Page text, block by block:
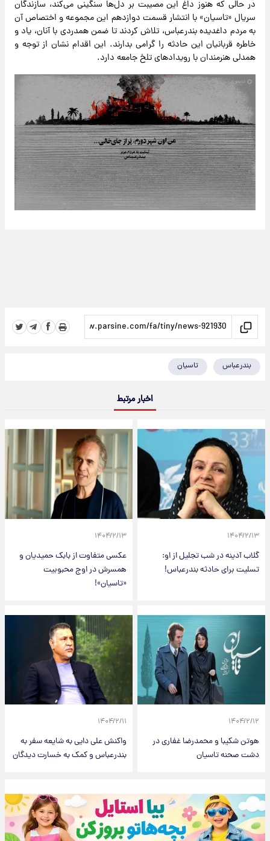
در حالی که هنوز داغ این مصیبت بر دل‌ها سنگینی می‌کند، سازندگان
سریال «تاسیان» با انتشار قسمت دوازدهم این مجموعه و اختصاص آن
به مردم داغدیده بندرعباس، تلاش کردند تا ضمن همدردی با آنان، یاد و
خاطره قربانیان این حادثه را گرامی بدارند. این اقدام نشان از توجه و
همدلی هنرمندان با رویدادهای تلخ جامعه دارد.
بندرعباس تاسیان
اخبار مرتبط
۱۴۰۴/۲/۱۳
گلاب آدینه در شب تجلیل از او:
تسلیت برای حادثه بندرعباس!
۱۴۰۴/۲/۱۳
عکسی متفاوت از بابک حمیدیان و
همسرش در اوج محبوبیت
«تاسیان»!
۱۴۰۴/۲/۱۲
هوتن شکیبا و محمدرضا غفاری در
دشت صحنه تاسیان
۱۴۰۴/۲/۱۱
واکنش علی دایی به شایعه سفر به
بندرعباس و کمک به خسارت دیدگان